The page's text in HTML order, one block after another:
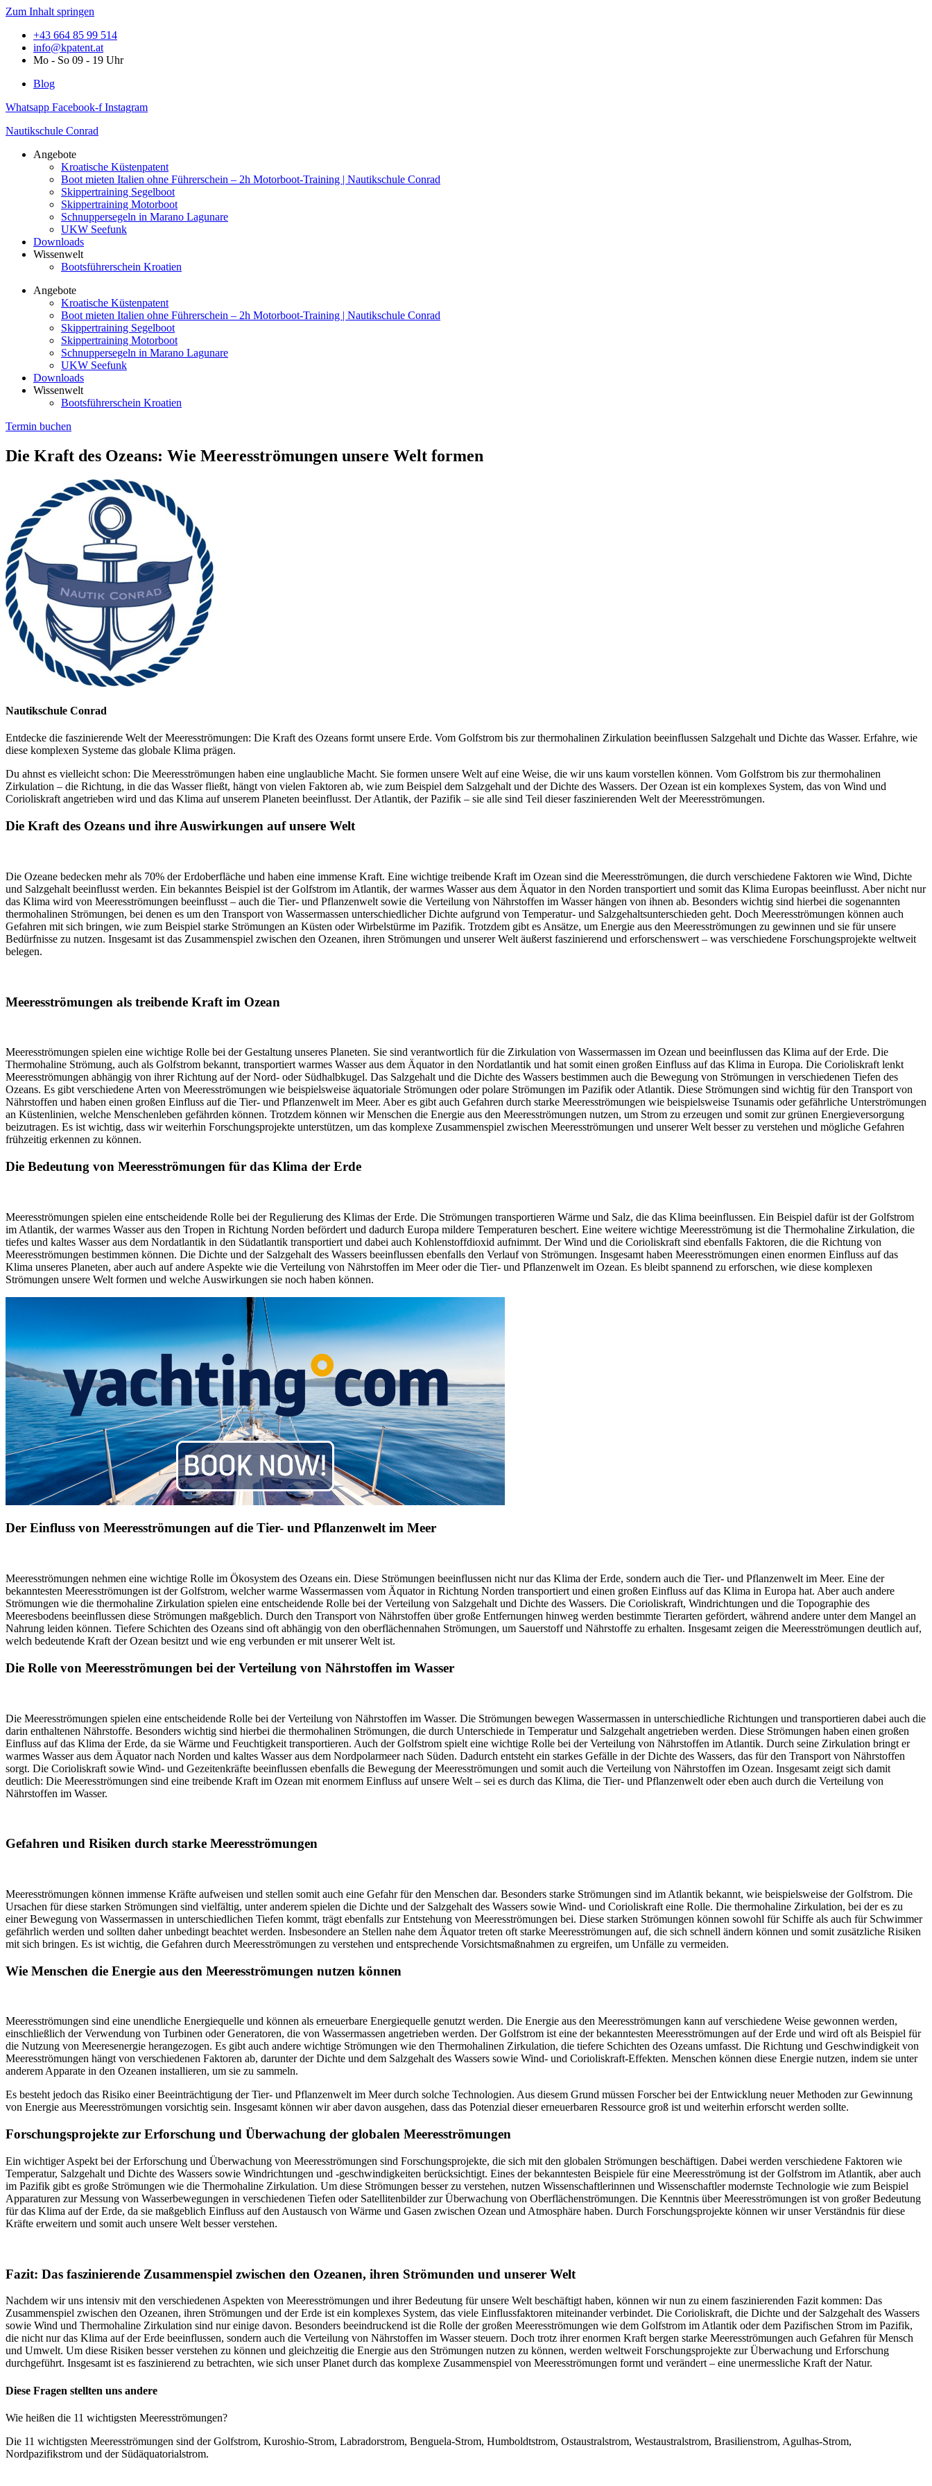
Zum Inhalt springen
+43 664 85 99 514
info@kpatent.at
Mo - So 09 - 19 Uhr
Blog
Whatsapp Facebook-f Instagram
Nautikschule Conrad
Angebote
Kroatische Küstenpatent
Boot mieten Italien ohne Führerschein – 2h Motorboot-Training | Nautikschule Conrad
Skippertraining Segelboot
Skippertraining Motorboot
Schnuppersegeln in Marano Lagunare
UKW Seefunk
Downloads
Wissenwelt
Bootsführerschein Kroatien
Angebote
Kroatische Küstenpatent
Boot mieten Italien ohne Führerschein – 2h Motorboot-Training | Nautikschule Conrad
Skippertraining Segelboot
Skippertraining Motorboot
Schnuppersegeln in Marano Lagunare
UKW Seefunk
Downloads
Wissenwelt
Bootsführerschein Kroatien
Termin buchen
Die Kraft des Ozeans: Wie Meeresströmungen unsere Welt formen
Nautikschule Conrad
Entdecke die faszinierende Welt der Meeresströmungen: Die Kraft des Ozeans formt unsere Erde. Vom Golfstrom bis zur thermohalinen Zirkulation beeinflussen Salzgehalt und Dichte das Wasser. Erfahre, wie
diese komplexen Systeme das globale Klima prägen.
Du ahnst es vielleicht schon: Die Meeresströmungen haben eine unglaubliche Macht. Sie formen unsere Welt auf eine Weise, die wir uns kaum vorstellen können. Vom Golfstrom bis zur thermohalinen
Zirkulation – die Richtung, in die das Wasser fließt, hängt von vielen Faktoren ab, wie zum Beispiel dem Salzgehalt und der Dichte des Wassers. Der Ozean ist ein komplexes System, das von Wind und
Corioliskraft angetrieben wird und das Klima auf unserem Planeten beeinflusst. Der Atlantik, der Pazifik – sie alle sind Teil dieser faszinierenden Welt der Meeresströmungen.
Die Kraft des Ozeans und ihre Auswirkungen auf unsere Welt
Die Ozeane bedecken mehr als 70% der Erdoberfläche und haben eine immense Kraft. Eine wichtige treibende Kraft im Ozean sind die Meeresströmungen, die durch verschiedene Faktoren wie Wind, Dichte
und Salzgehalt beeinflusst werden. Ein bekanntes Beispiel ist der Golfstrom im Atlantik, der warmes Wasser aus dem Äquator in den Norden transportiert und somit das Klima Europas beeinflusst. Aber nicht nur
das Klima wird von Meeresströmungen beeinflusst – auch die Tier- und Pflanzenwelt sowie die Verteilung von Nährstoffen im Wasser hängen von ihnen ab. Besonders wichtig sind hierbei die sogenannten
thermohalinen Strömungen, bei denen es um den Transport von Wassermassen unterschiedlicher Dichte aufgrund von Temperatur- und Salzgehaltsunterschieden geht. Doch Meeresströmungen können auch
Gefahren mit sich bringen, wie zum Beispiel starke Strömungen an Küsten oder Wirbelstürme im Pazifik. Trotzdem gibt es Ansätze, um Energie aus den Meeresströmungen zu gewinnen und sie für unsere
Bedürfnisse zu nutzen. Insgesamt ist das Zusammenspiel zwischen den Ozeanen, ihren Strömungen und unserer Welt äußerst faszinierend und erforschenswert – was verschiedene Forschungsprojekte weltweit
belegen.
Meeresströmungen als treibende Kraft im Ozean
Meeresströmungen spielen eine wichtige Rolle bei der Gestaltung unseres Planeten. Sie sind verantwortlich für die Zirkulation von Wassermassen im Ozean und beeinflussen das Klima auf der Erde. Die
Thermohaline Strömung, auch als Golfstrom bekannt, transportiert warmes Wasser aus dem Äquator in den Nordatlantik und hat somit einen großen Einfluss auf das Klima in Europa. Die Corioliskraft lenkt
Meeresströmungen abhängig von ihrer Richtung auf der Nord- oder Südhalbkugel. Das Salzgehalt und die Dichte des Wassers bestimmen auch die Bewegung von Strömungen in verschiedenen Tiefen des
Ozeans. Es gibt verschiedene Arten von Meeresströmungen wie beispielsweise äquatoriale Strömungen oder polare Strömungen im Pazifik oder Atlantik. Diese Strömungen sind wichtig für den Transport von
Nährstoffen und haben einen großen Einfluss auf die Tier- und Pflanzenwelt im Meer. Aber es gibt auch Gefahren durch starke Meeresströmungen wie beispielsweise Tsunamis oder gefährliche Unterströmungen
an Küstenlinien, welche Menschenleben gefährden können. Trotzdem können wir Menschen die Energie aus den Meeresströmungen nutzen, um Strom zu erzeugen und somit zur grünen Energieversorgung
beizutragen. Es ist wichtig, dass wir weiterhin Forschungsprojekte unterstützen, um das komplexe Zusammenspiel zwischen Meeresströmungen und unserer Welt besser zu verstehen und mögliche Gefahren
frühzeitig erkennen zu können.
Die Bedeutung von Meeresströmungen für das Klima der Erde
Meeresströmungen spielen eine entscheidende Rolle bei der Regulierung des Klimas der Erde. Die Strömungen transportieren Wärme und Salz, die das Klima beeinflussen. Ein Beispiel dafür ist der Golfstrom
im Atlantik, der warmes Wasser aus den Tropen in Richtung Norden befördert und dadurch Europa mildere Temperaturen beschert. Eine weitere wichtige Meeresströmung ist die Thermohaline Zirkulation, die
tiefes und kaltes Wasser aus dem Nordatlantik in den Südatlantik transportiert und dabei auch Kohlenstoffdioxid aufnimmt. Der Wind und die Corioliskraft sind ebenfalls Faktoren, die die Richtung von
Meeresströmungen bestimmen können. Die Dichte und der Salzgehalt des Wassers beeinflussen ebenfalls den Verlauf von Strömungen. Insgesamt haben Meeresströmungen einen enormen Einfluss auf das
Klima unseres Planeten, aber auch auf andere Aspekte wie die Verteilung von Nährstoffen im Meer oder die Tier- und Pflanzenwelt im Ozean. Es bleibt spannend zu erforschen, wie diese komplexen
Strömungen unsere Welt formen und welche Auswirkungen sie noch haben können.
Der Einfluss von Meeresströmungen auf die Tier- und Pflanzenwelt im Meer
Meeresströmungen nehmen eine wichtige Rolle im Ökosystem des Ozeans ein. Diese Strömungen beeinflussen nicht nur das Klima der Erde, sondern auch die Tier- und Pflanzenwelt im Meer. Eine der
bekanntesten Meeresströmungen ist der Golfstrom, welcher warme Wassermassen vom Äquator in Richtung Norden transportiert und einen großen Einfluss auf das Klima in Europa hat. Aber auch andere
Strömungen wie die thermohaline Zirkulation spielen eine entscheidende Rolle bei der Verteilung von Salzgehalt und Dichte des Wassers. Die Corioliskraft, Windrichtungen und die Topographie des
Meeresbodens beeinflussen diese Strömungen maßgeblich. Durch den Transport von Nährstoffen über große Entfernungen hinweg werden bestimmte Tierarten gefördert, während andere unter dem Mangel an
Nahrung leiden können. Tiefere Schichten des Ozeans sind oft abhängig von den oberflächennahen Strömungen, um Sauerstoff und Nährstoffe zu erhalten. Insgesamt zeigen die Meeresströmungen deutlich auf,
welch bedeutende Kraft der Ozean besitzt und wie eng verbunden er mit unserer Welt ist.
Die Rolle von Meeresströmungen bei der Verteilung von Nährstoffen im Wasser
Die Meeresströmungen spielen eine entscheidende Rolle bei der Verteilung von Nährstoffen im Wasser. Die Strömungen bewegen Wassermassen in unterschiedliche Richtungen und transportieren dabei auch die
darin enthaltenen Nährstoffe. Besonders wichtig sind hierbei die thermohalinen Strömungen, die durch Unterschiede in Temperatur und Salzgehalt angetrieben werden. Diese Strömungen haben einen großen
Einfluss auf das Klima der Erde, da sie Wärme und Feuchtigkeit transportieren. Auch der Golfstrom spielt eine wichtige Rolle bei der Verteilung von Nährstoffen im Atlantik. Durch seine Zirkulation bringt er
warmes Wasser aus dem Äquator nach Norden und kaltes Wasser aus dem Nordpolarmeer nach Süden. Dadurch entsteht ein starkes Gefälle in der Dichte des Wassers, das für den Transport von Nährstoffen
sorgt. Die Corioliskraft sowie Wind- und Gezeitenkräfte beeinflussen ebenfalls die Bewegung der Meeresströmungen und somit auch die Verteilung von Nährstoffen im Ozean. Insgesamt zeigt sich damit
deutlich: Die Meeresströmungen sind eine treibende Kraft im Ozean mit enormem Einfluss auf unsere Welt – sei es durch das Klima, die Tier- und Pflanzenwelt oder eben auch durch die Verteilung von
Nährstoffen im Wasser.
Gefahren und Risiken durch starke Meeresströmungen
Meeresströmungen können immense Kräfte aufweisen und stellen somit auch eine Gefahr für den Menschen dar. Besonders starke Strömungen sind im Atlantik bekannt, wie beispielsweise der Golfstrom. Die
Ursachen für diese starken Strömungen sind vielfältig, unter anderem spielen die Dichte und der Salzgehalt des Wassers sowie Wind- und Corioliskraft eine Rolle. Die thermohaline Zirkulation, bei der es zu
einer Bewegung von Wassermassen in unterschiedlichen Tiefen kommt, trägt ebenfalls zur Entstehung von Meeresströmungen bei. Diese starken Strömungen können sowohl für Schiffe als auch für Schwimmer
gefährlich werden und sollten daher unbedingt beachtet werden. Insbesondere an Stellen nahe dem Äquator treten oft starke Meeresströmungen auf, die sich schnell ändern können und somit zusätzliche Risiken
mit sich bringen. Es ist wichtig, die Gefahren durch Meeresströmungen zu verstehen und entsprechende Vorsichtsmaßnahmen zu ergreifen, um Unfälle zu vermeiden.
Wie Menschen die Energie aus den Meeresströmungen nutzen können
Meeresströmungen sind eine unendliche Energiequelle und können als erneuerbare Energiequelle genutzt werden. Die Energie aus den Meeresströmungen kann auf verschiedene Weise gewonnen werden,
einschließlich der Verwendung von Turbinen oder Generatoren, die von Wassermassen angetrieben werden. Der Golfstrom ist eine der bekanntesten Meeresströmungen auf der Erde und wird oft als Beispiel für
die Nutzung von Meeresenergie herangezogen. Es gibt auch andere wichtige Strömungen wie den Thermohalinen Zirkulation, die tiefere Schichten des Ozeans umfasst. Die Richtung und Geschwindigkeit von
Meeresströmungen hängt von verschiedenen Faktoren ab, darunter der Dichte und dem Salzgehalt des Wassers sowie Wind- und Corioliskraft-Effekten. Menschen können diese Energie nutzen, indem sie unter
anderem Apparate in den Ozeanen installieren, um sie zu sammeln.
Es besteht jedoch das Risiko einer Beeinträchtigung der Tier- und Pflanzenwelt im Meer durch solche Technologien. Aus diesem Grund müssen Forscher bei der Entwicklung neuer Methoden zur Gewinnung
von Energie aus Meeresströmungen vorsichtig sein. Insgesamt können wir aber davon ausgehen, dass das Potenzial dieser erneuerbaren Ressource groß ist und weiterhin erforscht werden sollte.
Forschungsprojekte zur Erforschung und Überwachung der globalen Meeresströmungen
Ein wichtiger Aspekt bei der Erforschung und Überwachung von Meeresströmungen sind Forschungsprojekte, die sich mit den globalen Strömungen beschäftigen. Dabei werden verschiedene Faktoren wie
Temperatur, Salzgehalt und Dichte des Wassers sowie Windrichtungen und -geschwindigkeiten berücksichtigt. Eines der bekanntesten Beispiele für eine Meeresströmung ist der Golfstrom im Atlantik, aber auch
im Pazifik gibt es große Strömungen wie die Thermohaline Zirkulation. Um diese Strömungen besser zu verstehen, nutzen Wissenschaftlerinnen und Wissenschaftler modernste Technologie wie zum Beispiel
Apparaturen zur Messung von Wasserbewegungen in verschiedenen Tiefen oder Satellitenbilder zur Überwachung von Oberflächenströmungen. Die Kenntnis über Meeresströmungen ist von großer Bedeutung
für das Klima auf der Erde, da sie maßgeblich Einfluss auf den Austausch von Wärme und Gasen zwischen Ozean und Atmosphäre haben. Durch Forschungsprojekte können wir unser Verständnis für diese
Kräfte erweitern und somit auch unsere Welt besser verstehen.
Fazit: Das faszinierende Zusammenspiel zwischen den Ozeanen, ihren Strömunden und unserer Welt
Nachdem wir uns intensiv mit den verschiedenen Aspekten von Meeresströmungen und ihrer Bedeutung für unsere Welt beschäftigt haben, können wir nun zu einem faszinierenden Fazit kommen: Das
Zusammenspiel zwischen den Ozeanen, ihren Strömungen und der Erde ist ein komplexes System, das viele Einflussfaktoren miteinander verbindet. Die Corioliskraft, die Dichte und der Salzgehalt des Wassers
sowie Wind und Thermohaline Zirkulation sind nur einige davon. Besonders beeindruckend ist die Rolle der großen Meeresströmungen wie dem Golfstrom im Atlantik oder dem Pazifischen Strom im Pazifik,
die nicht nur das Klima auf der Erde beeinflussen, sondern auch die Verteilung von Nährstoffen im Wasser steuern. Doch trotz ihrer enormen Kraft bergen starke Meeresströmungen auch Gefahren für Mensch
und Umwelt. Um diese Risiken besser verstehen zu können und gleichzeitig die Energie aus den Strömungen nutzen zu können, werden weltweit Forschungsprojekte zur Überwachung und Erforschung
durchgeführt. Insgesamt ist es faszinierend zu betrachten, wie sich unser Planet durch das komplexe Zusammenspiel von Meeresströmungen formt und verändert – eine unermessliche Kraft der Natur.
Diese Fragen stellten uns andere
Wie heißen die 11 wichtigsten Meeresströmungen?
Die 11 wichtigsten Meeresströmungen sind der Golfstrom, Kuroshio-Strom, Labradorstrom, Benguela-Strom, Humboldtstrom, Ostaustralstrom, Westaustralstrom, Brasilienstrom, Agulhas-Strom,
Nordpazifikstrom und der Südäquatorialstrom.